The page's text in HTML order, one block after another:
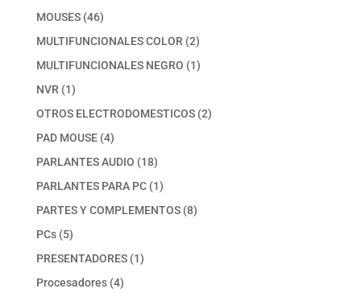
MOUSES 4646
productos
MULTIFUNCIONALES COLOR 22
productos
MULTIFUNCIONALES NEGRO 11
NVR 11
producto
OTROS ELECTRODOMESTICOS 22
PAD MOUSE 44
productos
PARLANTES AUDIO 1818
productos
PARLANTES PARA PC 11
producto
PARTES Y COMPLEMENTOS 88
PCs 55
productos
PRESENTADORES 11
Procesadores 44